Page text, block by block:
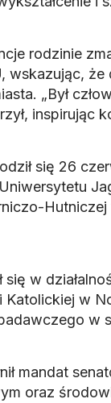
rodzinie
wskazując,
„Był
inspirując
się 26
w
Katolickiej w
w
mandat
oraz